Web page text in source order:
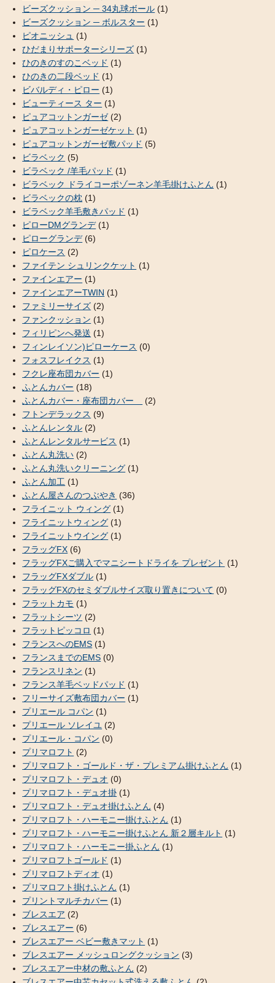
ビーズクッション ─ 34丸球ボール (1)
ビーズクッション ─ ボルスター (1)
ピオニッシュ (1)
ひだまりサポーターシリーズ (1)
ひのきのすのこベッド (1)
ひのきの二段ベッド (1)
ビバルディ・ピロー (1)
ビューティース ター (1)
ピュアコットンガーゼ(2)
ピュアコットンガーゼケット (1)
ピュアコットンガーゼ敷パッド (5)
ビラベック (5)
ビラベック /羊毛パッド (1)
ビラベック ドライコーポゾーネン羊毛掛けふとん (1)
ビラベックの枕 (1)
ビラベック羊毛敷きパッド (1)
ピローDMグランデ(1)
ピローグランデ(6)
ピロケース (2)
ファイテン シュリンクケット (1)
ファインエアー (1)
ファインエアーTWIN (1)
ファミリーサイズ (2)
ファンクッション (1)
フィリピンへ発送 (1)
フィンレイソン)ピローケース (0)
フォスフレイクス (1)
フクレ座布団カバー (1)
ふとんカバー (18)
ふとんカバー・座布団カバー
(2)
フトンデラックス (9)
ふとんレンタル (2)
ふとんレンタルサービス (1)
ふとん丸洗い (2)
ふとん丸洗いクリーニング (1)
ふとん加工 (1)
ふとん屋さんのつぶやき (36)
フライニット ウィング (1)
フライニットウィング (1)
フライニットウイング (1)
フラッグFX (6)
フラッグFXご購入でマニシートドライを プレゼント (1)
フラッグFXダブル (1)
フラッグFXのセミダブルサイズ取り置きについて (0)
フラットカモ (1)
フラットシーツ (2)
フラットピッコロ (1)
フランスへのEMS (1)
フランスまでのEMS (0)
フランスリネン (1)
フランス羊毛ベッドパッド (1)
フリーサイズ敷布団カバー (1)
プリエール コパン (1)
プリエール ソレイユ (2)
プリエール・コパン (0)
プリマロフト (2)
プリマロフト・ゴールド・ザ・プレミアム掛けふとん (1)
プリマロフト・デュオ (0)
プリマロフト・デュオ掛 (1)
プリマロフト・デュオ掛けふとん (4)
プリマロフト・ハーモニー掛けふとん (1)
プリマロフト・ハーモニー掛けふとん 新２層キルト (1)
プリマロフト・ハーモニー掛ふとん (1)
プリマロフトゴールド (1)
プリマロフトディオ (1)
プリマロフト掛けふとん (1)
プリントマルチカバー (1)
ブレスエア (2)
ブレスエアー (6)
ブレスエアー ベビー敷きマット (1)
ブレスエアー メッシュロングクッション (3)
ブレスエアー中材の敷ふとん (2)